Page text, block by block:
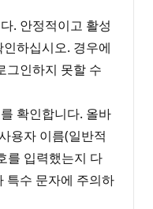
. 안정적이고 활성
하십시오. 경우에
그인하지 못할 수
확인합니다. 올바
용자 이름(일반적
를 입력했는지 다
특수 문자에 주의하